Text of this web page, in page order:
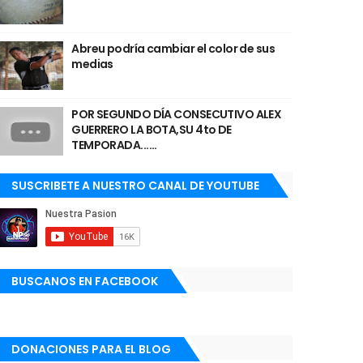
Abreu podría cambiar el color de sus
medias
POR SEGUNDO DÍA CONSECUTIVO ALEX
GUERRERO LA BOTA,SU 4to DE
TEMPORADA......
SUSCRIBETE A NUESTRO CANAL DE YOUTUBE
BUSCANOS EN FACEBOOK
DONACIONES PARA EL BLOG